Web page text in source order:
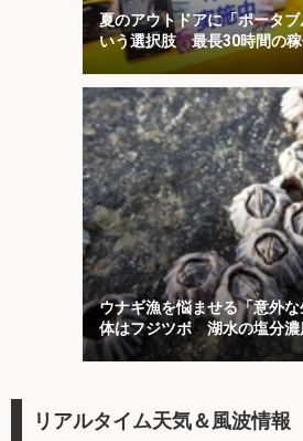
夏のアウトドアに「ポータブ
いう選択肢 最長30時間の稼
ウナギ漁を悩ませる「意外
体はフジツボ 湖水の塩分濃
か
リアルタイム天気＆風波情報